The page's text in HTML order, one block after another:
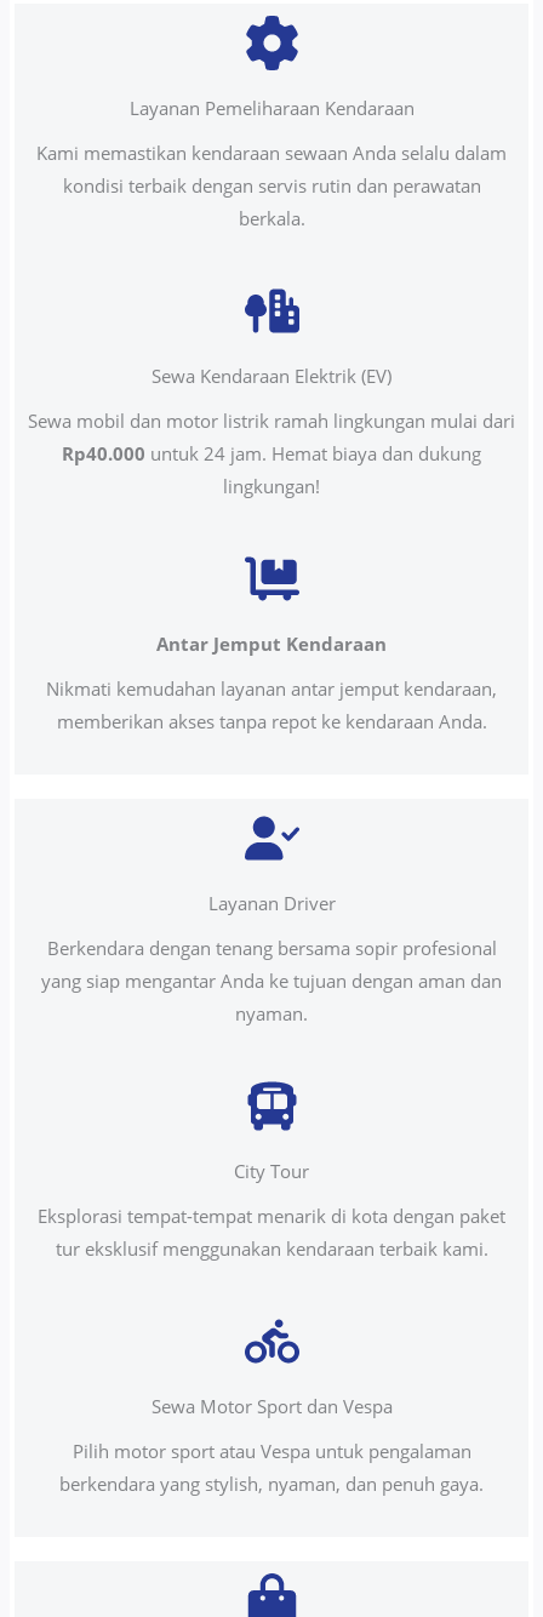
Layanan Pemeliharaan Kendaraan
Kami memastikan kendaraan sewaan Anda selalu dalam
kondisi terbaik dengan servis rutin dan perawatan
berkala.
Sewa Kendaraan Elektrik (EV)
Sewa mobil dan motor listrik ramah lingkungan mulai dari
Rp40.000 untuk 24 jam. Hemat biaya dan dukung
lingkungan!
Antar Jemput Kendaraan
Nikmati kemudahan layanan antar jemput kendaraan,
memberikan akses tanpa repot ke kendaraan Anda.
Layanan Driver
Berkendara dengan tenang bersama sopir profesional
yang siap mengantar Anda ke tujuan dengan aman dan
nyaman.
City Tour
Eksplorasi tempat-tempat menarik di kota dengan paket
tur eksklusif menggunakan kendaraan terbaik kami.
Sewa Motor Sport dan Vespa
Pilih motor sport atau Vespa untuk pengalaman
berkendara yang stylish, nyaman, dan penuh gaya.